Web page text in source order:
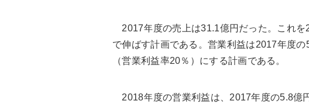
2017年度の売上は31.1億円だった。これを
で伸ばす計画である。営業利益は2017年度
（営業利益率20％）にする計画である。
2018年度の営業利益は、2017年度の5.8億